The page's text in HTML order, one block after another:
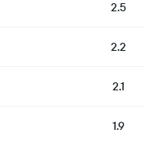
2.5
2.2
2.1
1.9